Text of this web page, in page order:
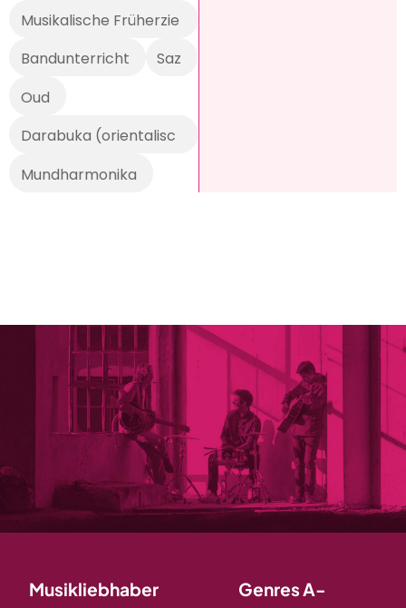
Musikalische Früherzie
Bandunterricht
Saz
Oud
Darabuka (orientalisc
Mundharmonika
Musikliebhaber Genres A-